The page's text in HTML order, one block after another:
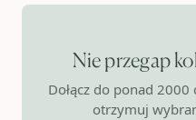
Nie przegap
Dołącz do ponad
otrzymuj